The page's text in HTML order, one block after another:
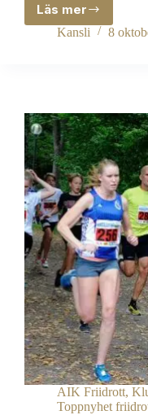
Läs mer
Tre
100-
Kansli 8
AIK Friidrott,
Toppnyhet